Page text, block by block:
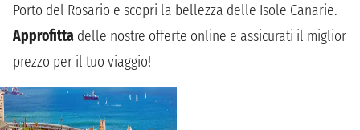
Porto del Rosario e scopri la bellezza delle Isole Canarie.
Approfitta delle nostre offerte online e assicurati il miglior
prezzo per il tuo viaggio!